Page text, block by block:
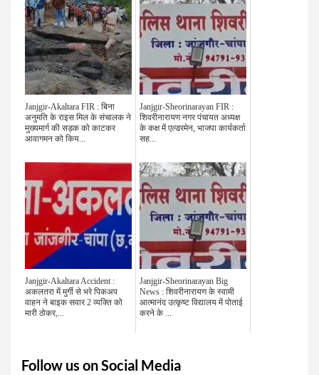
Janjgir-Akaltara FIR : बिना
अनुमति के राइस मिल के संचालक ने
मुख्यमार्ग की सड़क को काटकर
आवागमन को किय...
Janjgir-Sheorinarayan FIR :
शिवरीनारायण नगर पंचायत अध्यक्ष
के कक्ष में एल्डरमेन, भाजपा कार्यकर्ता
सह...
Janjgir-Akaltara Accident :
अकलतरा में मुर्गी से भरे पिकअप
वाहन ने बाइक सवार 2 व्यक्ति को
मारी ठोकर,...
Janjgir-Sheorinarayan Big
News : शिवरीनारायण के स्वामी
आत्मानंद उत्कृष्ट विद्यालय में पोताई
करने के ...
Follow us on Social Media